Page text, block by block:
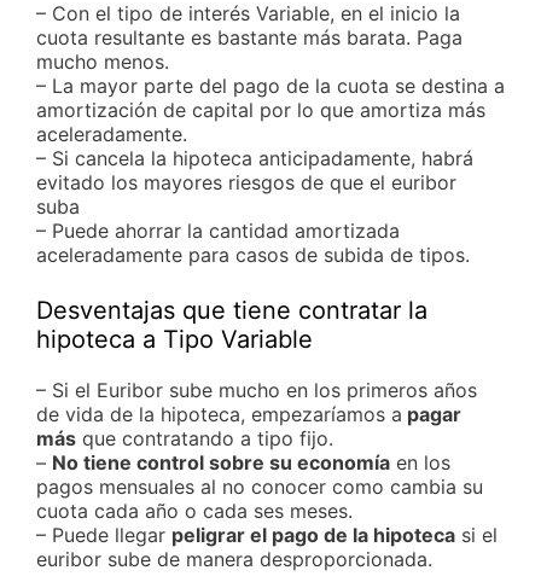
– Con el tipo de interés Variable, en el inicio la
cuota resultante es bastante más barata. Paga
mucho menos.
– La mayor parte del pago de la cuota se destina a
amortización de capital por lo que amortiza más
aceleradamente.
– Si cancela la hipoteca anticipadamente, habrá
evitado los mayores riesgos de que el euribor
suba
– Puede ahorrar la cantidad amortizada
aceleradamente para casos de subida de tipos.
Desventajas que tiene contratar la
hipoteca a Tipo Variable
– Si el Euribor sube mucho en los primeros años
de vida de la hipoteca, empezaríamos a pagar
más que contratando a tipo fijo.
– No tiene control sobre su economía en los
pagos mensuales al no conocer como cambia su
cuota cada año o cada ses meses.
– Puede llegar peligrar el pago de la hipoteca si el
euribor sube de manera desproporcionada.